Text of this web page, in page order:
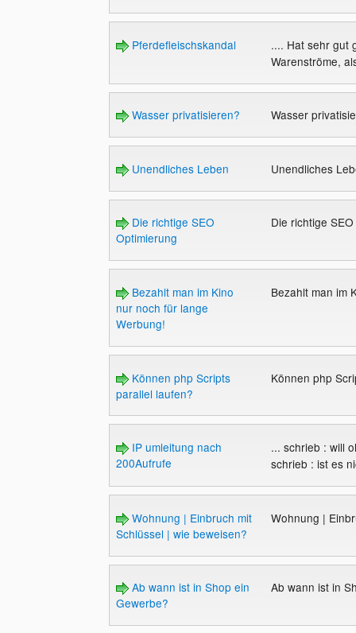
Pferdefleischskandal
.... Hat sehr gut
Warenströme,
Wasser privatisieren? Wasser
Unendliches Leben Unendliches
Die richtige SEO
Optimierung
Die richtige
Bezahlt man im Kino
nur noch für lange
Werbung!
Bezahlt man im
Können php Scripts
parallel laufen?
Können php
IP umleitung nach
200Aufrufe
... schrieb : will
schrieb : ist es
Wohnung | Einbruch mit
Schlüssel | wie beweisen?
Wohnung |
Ab wann ist in Shop ein
Gewerbe?
Ab wann ist in